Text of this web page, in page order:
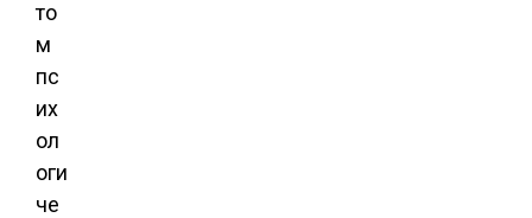
то
м
пс
их
ол
оги
че